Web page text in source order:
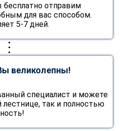
отправим
для вас способом.
5-7 дней.
великолепны!
специалист и можете
лестнице, так и полностью